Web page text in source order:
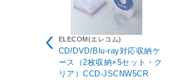
ELECOM(エレコム)
CD/DVD/Blu-ray対応収納ケ
ース（2枚収納×5セット・ク
リア）CCD-JSCNW5CR